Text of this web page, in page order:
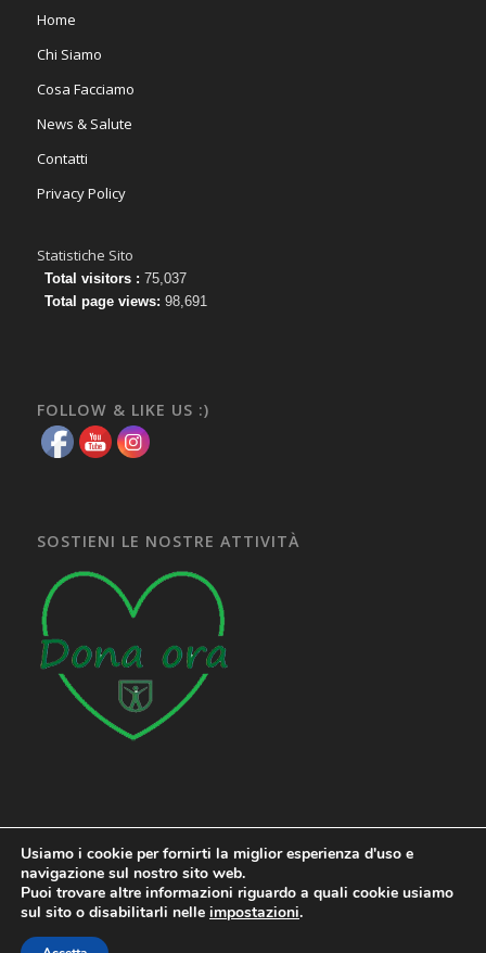
Home
Chi Siamo
Cosa Facciamo
News & Salute
Contatti
Privacy Policy
Statistiche Sito
Total visitors : 75,037
Total page views: 98,691
FOLLOW & LIKE US :)
SOSTIENI LE NOSTRE ATTIVITÀ
Usiamo i cookie per fornirti la miglior esperienza d'uso e
navigazione sul nostro sito web.
Puoi trovare altre informazioni riguardo a quali cookie usiamo
sul sito o disabilitarli nelle impostazioni.